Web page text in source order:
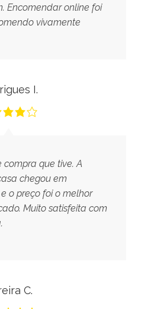
Encomendar online foi
vivamente
que tive. A
chegou em
o preço foi o melhor
Muito satisfeita com
I.
C.